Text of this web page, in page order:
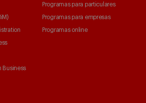
Business
Programas para particulares
Programas para empresas
Programas online